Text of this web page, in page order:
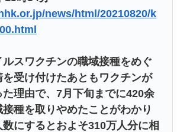
news/html/20210820/k
スワクチンの職域接種をめぐ
を受け付けたあともワクチンが
た理由で、7月下旬までに420余
接種を取りやめたことがわかり
にするとおよそ310万人分に相